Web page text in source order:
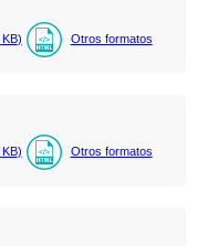
KB) Otros formatos
KB) Otros formatos